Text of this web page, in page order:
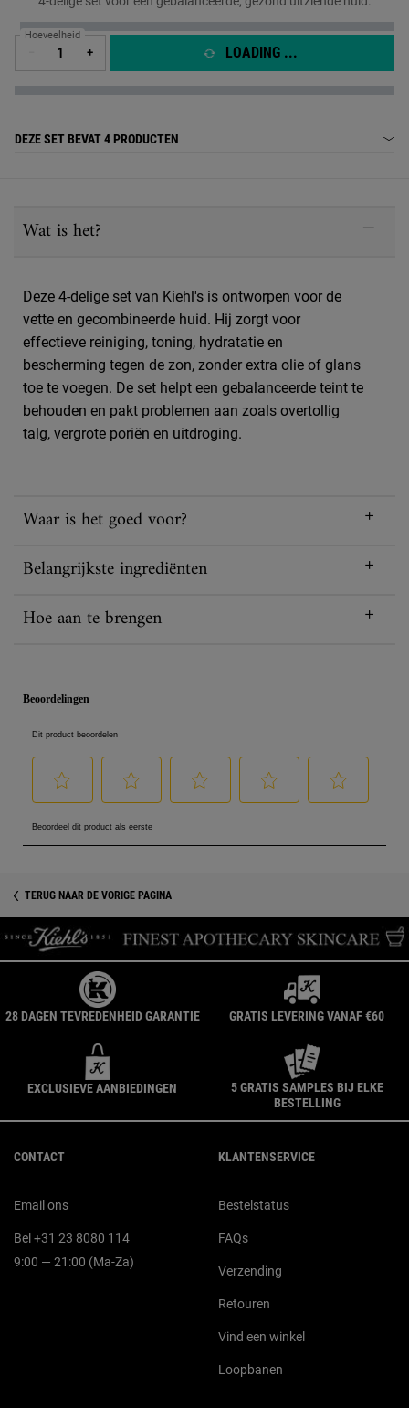
Hoeveelheid
+ LOADING ...
DEZE SET BEVAT4 PRODUCTEN
Wat is het?
Deze 4-delige set van Kiehl's is ontworpen voor de
vette en gecombineerde huid. Hij zorgt voor
effectieve reiniging, toning, hydratatie en
bescherming tegen de zon, zonder extra olie of glans
toe te voegen. De set helpt een gebalanceerde teint te
behouden en pakt problemen aan zoals overtollig
talg, vergrote poriën en uitdroging.
Waar is het goed voor?
Belangrijkste ingrediënten
Hoe aan te brengen
TERUG NAAR DE VORIGE PAGINA
28 DAGEN TEVREDENHEID GARANTIE GRATIS LEVERING VANAF €60
EXCLUSIEVE AANBIEDINGEN
5 GRATIS SAMPLES BIJ ELKE
BESTELLING
CONTACT
Email ons
Bel +31 23 8080 114
9:00 — 21:00 (Ma-Za)
KLANTENSERVICE
Bestelstatus
FAQs
Verzending
Retouren
Vind een winkel
Loopbanen